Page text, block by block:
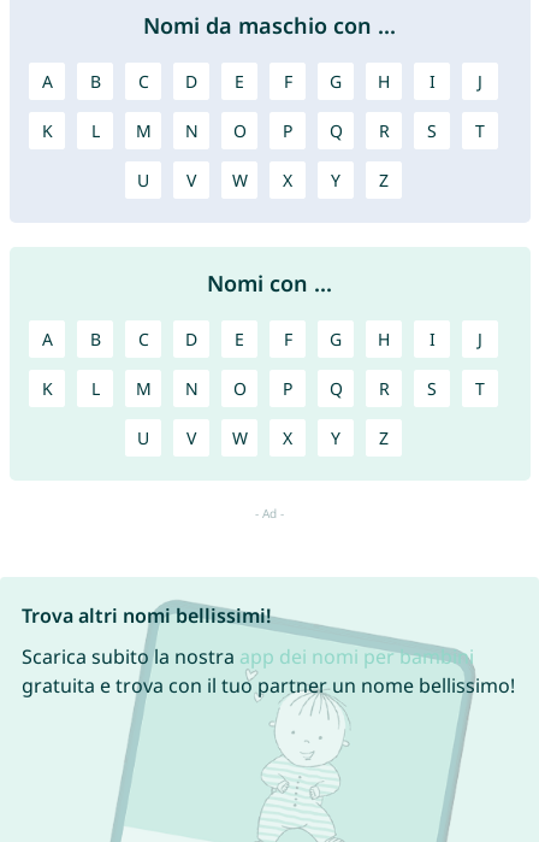
Nomi da maschio con ...
A B C D E F G H I J
K L M N O P Q R S T
U V W X Y Z
Nomi con ...
A B C D E F G H I J
K L M N O P Q R S T
U V W X Y Z
Trova altri nomi bellissimi!
Scarica subito la nostra app dei nomi per bambini
gratuita e trova con il tuo partner un nome bellissimo!